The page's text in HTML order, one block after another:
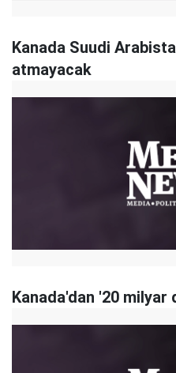
Kanada Suudi
atmayacak
Kanada'dan '20 milyar